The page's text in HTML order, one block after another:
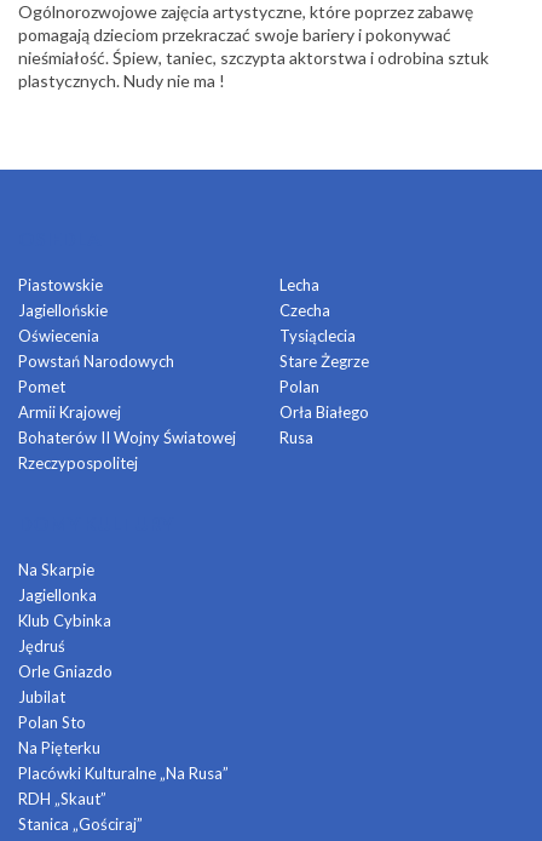
Ogólnorozwojowe zajęcia artystyczne, które poprzez zabawę
pomagają dzieciom przekraczać swoje bariery i pokonywać
nieśmiałość. Śpiew, taniec, szczypta aktorstwa i odrobina sztuk
plastycznych. Nudy nie ma !
Piastowskie
Jagiellońskie
Oświecenia
Powstań Narodowych
Pomet
Armii Krajowej
Bohaterów II Wojny Światowej
Rzeczypospolitej
Lecha
Czecha
Tysiąclecia
Stare Żegrze
Polan
Orła Białego
Rusa
Na Skarpie
Jagiellonka
Klub Cybinka
Jędruś
Orle Gniazdo
Jubilat
Polan Sto
Na Pięterku
Placówki Kulturalne „Na Rusa”
RDH „Skaut”
Stanica „Gościraj”